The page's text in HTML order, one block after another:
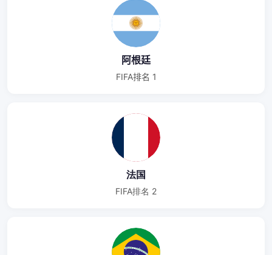
阿根廷
FIFA排名 1
法国
FIFA排名 2